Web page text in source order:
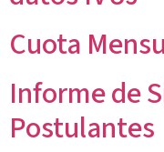
Cuota
Informe de
Postulantes